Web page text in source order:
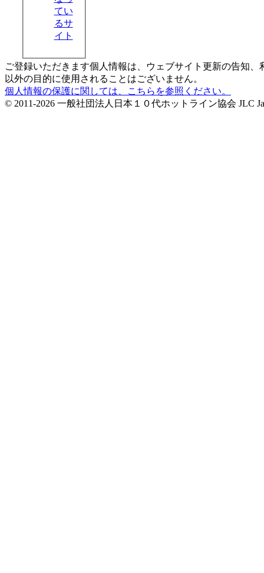
てい
るサ
イト
ご登録いただきます個人情報は、ウェブサイト更新の告知
以外の目的に使用されることはございません。
個人情報の保護に関しては、こちらを参照ください。
© 2011-2026 一般社団法人日本１０代ホットライン協会 JLC